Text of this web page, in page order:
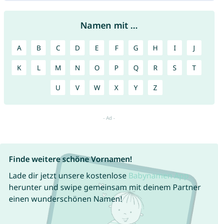
Namen mit ...
A B C D E F G H I J
K L M N O P Q R S T
U V W X Y Z
Finde weitere schöne Vornamen!
Lade dir jetzt unsere kostenlose Babynamen App
herunter und swipe gemeinsam mit deinem Partner
einen wunderschönen Namen!